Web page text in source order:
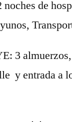
de
3 almuerzos,
y entrada a